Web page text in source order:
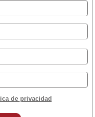
de privacidad